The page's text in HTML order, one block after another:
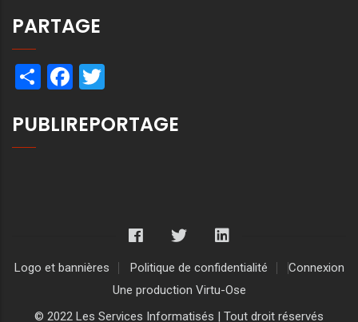
PARTAGE
ShareFacebook
PUBLIREPORTAGE
Logo et bannières Politique de confidentialité
Connexion
Une production Virtu-Ose
© 2022 Les Services Informatisés | Tout droit réservés